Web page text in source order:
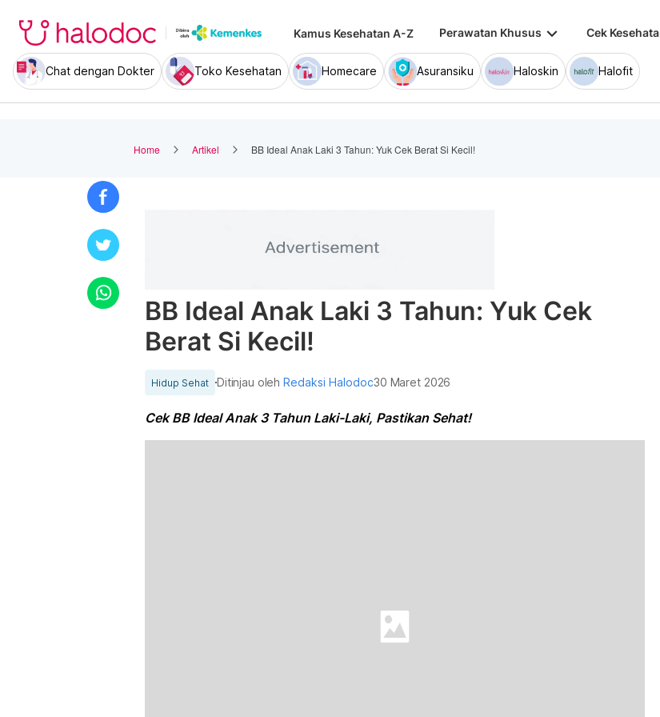
Kamus Kesehatan A-Z Perawatan Khusus keyboard_arrow_down Cek
Chat dengan Dokter Toko Kesehatan Homecare Asuransiku Haloskin Halofit
Home Artikel BB Ideal Anak Laki 3 Tahun: Yuk Cek Berat Si Kecil!
BB Ideal Anak Laki 3 Tahun: Yuk Cek
Berat Si Kecil!
Hidup Sehat Ditinjau olehRedaksi Halodoc30 Maret 2026
Cek BB Ideal Anak 3 Tahun Laki-Laki, Pastikan Sehat!